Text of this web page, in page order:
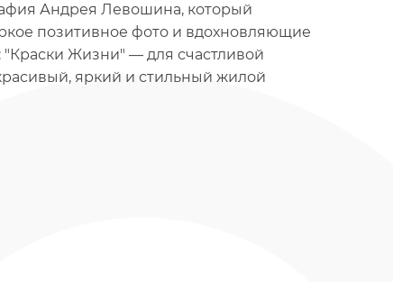
Андрея Левошина, который
позитивное фото и вдохновляющие
Жизни" — для счастливой
яркий и стильный жилой